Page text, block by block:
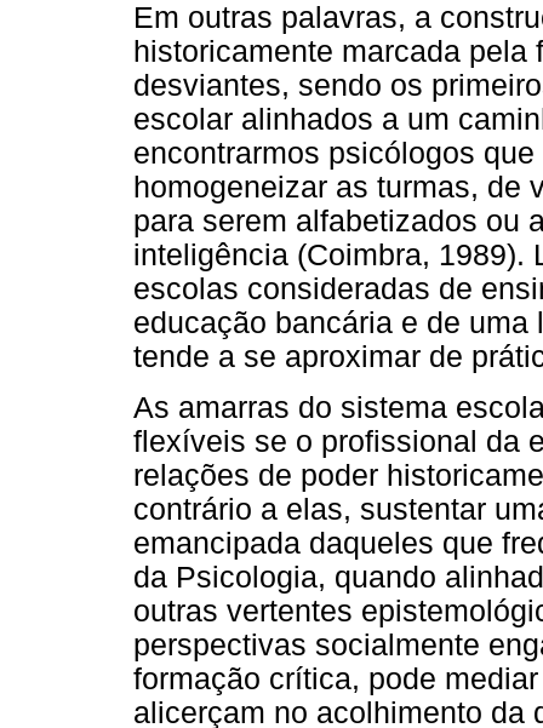
Em outras palavras, a
historicamente marcada
desviantes, sendo os
escolar alinhados a um
encontrarmos psicólogos
homogeneizar as turmas, de
para serem alfabetizados ou
inteligência (Coimbra, 1989).
escolas consideradas de
educação bancária e de
tende a se aproximar de
As amarras do sistema
flexíveis se o profissional da
relações de poder
contrário a elas, sustentar
emancipada daqueles que
da Psicologia, quando
outras vertentes
perspectivas socialmente
formação crítica, pode
alicerçam no acolhimento da